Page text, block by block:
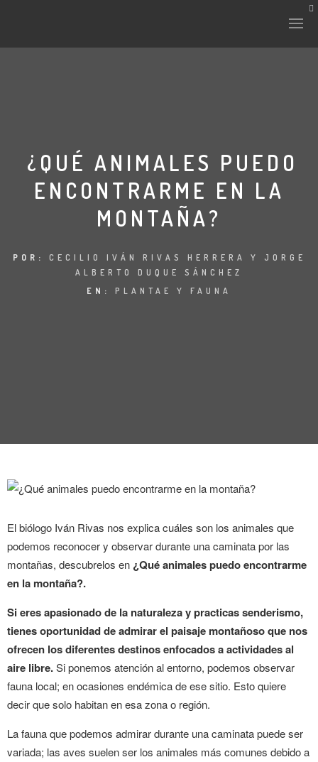
INTERVENCIONES
LABORATORIO
FICHAS
LANDUUM
COLABORADORES
CONSEJO HONORÍFICO
¿QUÉ ANIMALES PUEDO
ENCONTRARME EN LA
MONTAÑA?
POR: CECILIO IVÁN RIVAS HERRERA Y JORGE
ALBERTO DUQUE SÁNCHEZ
EN: PLANTAE Y FAUNA
El biólogo Iván Rivas nos explica cuáles son los animales que
podemos reconocer y observar durante una caminata por las
montañas, descubrelos en ¿Qué animales puedo encontrarme
en la montaña?.
Si eres apasionado de la naturaleza y practicas senderismo,
tienes oportunidad de admirar el paisaje montañoso que nos
ofrecen los diferentes destinos enfocados a actividades al
aire libre.Si ponemos atención al entorno, podemos observar
fauna local; en ocasiones endémica de ese sitio. Esto quiere
decir que solo habitan en esa zona o región.
La fauna que podemos admirar durante una caminata puede ser
variada; las aves suelen ser los animales más comunes debido a